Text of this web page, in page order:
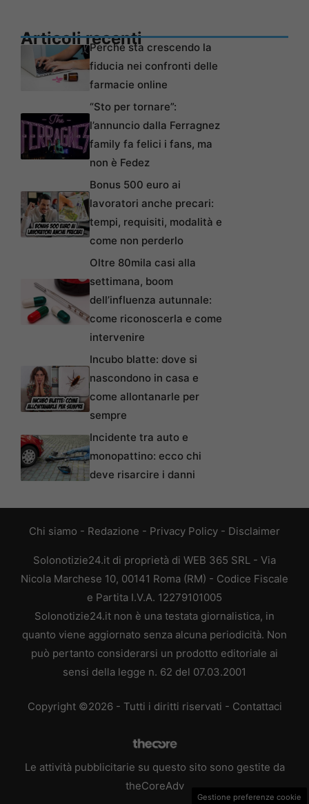
Articoli recentiPerché sta crescendo la
fiducia nei confronti delle
farmacie online
“Sto per tornare”:
l’annuncio dalla Ferragnez
family fa felici i fans, ma
non è Fedez
Bonus 500 euro ai
lavoratori anche precari:
tempi, requisiti, modalità e
come non perderlo
Oltre 80mila casi alla
settimana, boom
dell’influenza autunnale:
come riconoscerla e come
intervenire
Incubo blatte: dove si
nascondono in casa e
come allontanarle per
sempre
Incidente tra auto e
monopattino: ecco chi
deve risarcire i danni
Chi siamo - Redazione - Privacy Policy - Disclaimer
Solonotizie24.it di proprietà di WEB 365 SRL - Via
Nicola Marchese 10, 00141 Roma (RM) - Codice Fiscale
e Partita I.V.A. 12279101005
Solonotizie24.it non è una testata giornalistica, in
quanto viene aggiornato senza alcuna periodicità. Non
può pertanto considerarsi un prodotto editoriale ai
sensi della legge n. 62 del 07.03.2001
Copyright ©2026 - Tutti i diritti riservati - Contattaci
Le attività pubblicitarie su questo sito sono gestite da
theCoreAdv
Gestione preferenze cookie